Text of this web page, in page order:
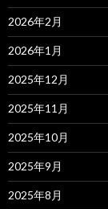
2026年2月
2026年1月
2025年12月
2025年11月
2025年10月
2025年9月
2025年8月